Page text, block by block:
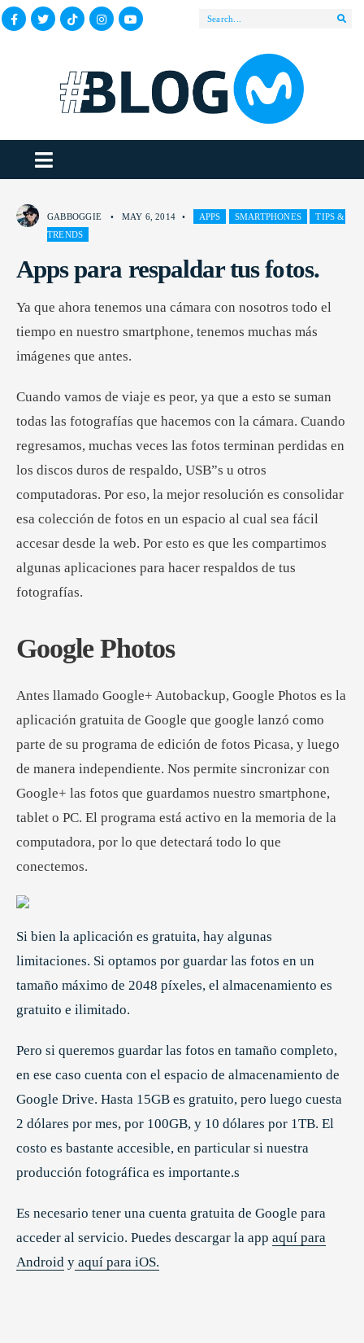
GABBOGGIE • MAY 6, 2014 • APPS SMARTPHONES
TIPS &
TRENDS
Apps para respaldar tus fotos.
Ya que ahora tenemos una cámara con nosotros todo el
tiempo en nuestro smartphone, tenemos muchas más
imágenes que antes.
Cuando vamos de viaje es peor, ya que a esto se suman
todas las fotografías que hacemos con la cámara. Cuando
regresamos, muchas veces las fotos terminan perdidas en
los discos duros de respaldo, USB”s u otros
computadoras. Por eso, la mejor resolución es consolidar
esa colección de fotos en un espacio al cual sea fácil
accesar desde la web. Por esto es que les compartimos
algunas aplicaciones para hacer respaldos de tus
fotografías.
Google Photos
Antes llamado Google+ Autobackup, Google Photos es la
aplicación gratuita de Google que google lanzó como
parte de su programa de edición de fotos Picasa, y luego
de manera independiente. Nos permite sincronizar con
Google+ las fotos que guardamos nuestro smartphone,
tablet o PC. El programa está activo en la memoria de la
computadora, por lo que detectará todo lo que
conectemos.
Si bien la aplicación es gratuita, hay algunas
limitaciones. Si optamos por guardar las fotos en un
tamaño máximo de 2048 píxeles, el almacenamiento es
gratuito e ilimitado.
Pero si queremos guardar las fotos en tamaño completo,
en ese caso cuenta con el espacio de almacenamiento de
Google Drive. Hasta 15GB es gratuito, pero luego cuesta
2 dólares por mes, por 100GB, y 10 dólares por 1TB. El
costo es bastante accesible, en particular si nuestra
producción fotográfica es importante.s
Es necesario tener una cuenta gratuita de Google para
acceder al servicio. Puedes descargar la app aquí para
Android y aquí para iOS.